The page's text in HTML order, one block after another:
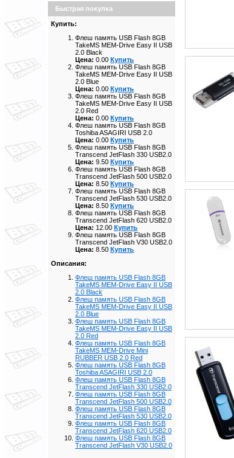
Быстрая покупка
Купить:
Флеш память USB Flash 8GB
TakeMS MEM-Drive Easy II USB
2.0 Black
Цена: 0.00 Купить
Флеш память USB Flash 8GB
TakeMS MEM-Drive Easy II USB
2.0 Blue
Цена: 0.00 Купить
Флеш память USB Flash 8GB
TakeMS MEM-Drive Easy II USB
2.0 Red
Цена: 0.00 Купить
Флеш память USB Flash 8GB
Toshiba ASAGIRI USB 2.0
Цена: 0.00 Купить
Флеш память USB Flash 8GB
Transcend JetFlash 330 USB2.0
Цена: 9.50 Купить
Флеш память USB Flash 8GB
Transcend JetFlash 500 USB2.0
Цена: 8.50 Купить
Флеш память USB Flash 8GB
Transcend JetFlash 530 USB2.0
Цена: 8.50 Купить
Флеш память USB Flash 8GB
Transcend JetFlash 620 USB2.0
Цена: 12.00 Купить
Флеш память USB Flash 8GB
Transcend JetFlash V30 USB2.0
Цена: 8.50 Купить
Описания:
Флеш память USB Flash 8GB
TakeMS MEM-Drive Easy II USB
2.0 Black
Флеш память USB Flash 8GB
TakeMS MEM-Drive Easy II USB
2.0 Blue
Флеш память USB Flash 8GB
TakeMS MEM-Drive Easy II USB
2.0 Red
Флеш память USB Flash 8GB
TakeMS MEM-Drive Mini
RUBBER USB 2.0 Red
Флеш память USB Flash 8GB
Toshiba ASAGIRI USB 2.0
Флеш память USB Flash 8GB
Transcend JetFlash 330 USB2.0
Флеш память USB Flash 8GB
Transcend JetFlash 500 USB2.0
Флеш память USB Flash 8GB
Transcend JetFlash 530 USB2.0
Флеш память USB Flash 8GB
Transcend JetFlash 620 USB2.0
Флеш память USB Flash 8GB
Transcend JetFlash V30 USB2.0